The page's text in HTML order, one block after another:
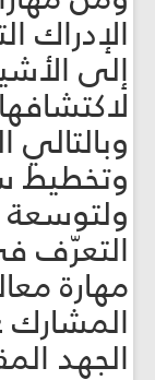
الإدراك
إلى
وتخطيط
ولتوسعة
التعرّف
مهارة
الجهد